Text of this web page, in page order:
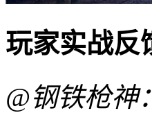
玩家实战反
@钢铁枪神：